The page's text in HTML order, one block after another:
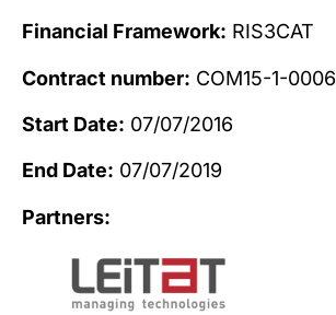
Financial Framework: RIS3CAT
Contract number: COM15-1-0006
Start Date: 07/07/2016
End Date: 07/07/2019
Partners: